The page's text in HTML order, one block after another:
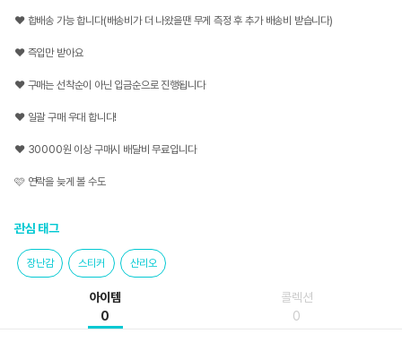
❤️ 합배송 가능 합니다(배송비가 더 나왔을땐 무게 측정 후 추가 배송비 받습니다)
❤️ 즉입만 받아요
❤️ 구매는 선착순이 아닌 입금순으로 진행됩니다
❤️ 일괄 구매 우대 합니다!
❤️ 30000원 이상 구매시 배달비 무료입니다
🩷 연락을 늦게 볼 수도
관심 태그
장난감 스티커 산리오
아이템
0
콜렉션
0